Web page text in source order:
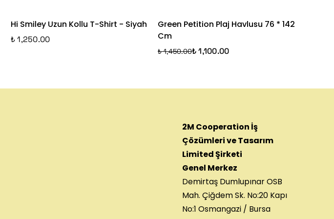
Hi Smiley Uzun Kollu T-Shirt - Siyah
₺ 1,250.00
Green Petition Plaj Havlusu 76 * 142
Cm
₺ 1,450.00₺ 1,100.00
2M Cooperation İş
Çözümleri ve Tasarım
Limited Şirketi
Genel Merkez
Demirtaş Dumlupınar OSB
Mah. Çiğdem Sk. No:20 Kapı
No:1 Osmangazi / Bursa